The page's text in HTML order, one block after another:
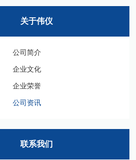
关于伟仪
公司简介
企业文化
企业荣誉
公司资讯
联系我们